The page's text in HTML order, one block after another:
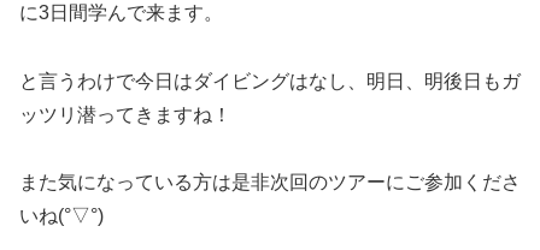
に3日間学んで来ます。
と言うわけで今日はダイビングはなし、明日、明後日もガ
ッツリ潜ってきますね！
また気になっている方は是非次回のツアーにご参加くださ
いね(°▽°)